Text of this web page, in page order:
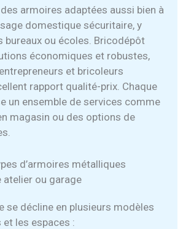
armoires adaptées aussi bien à
domestique sécuritaire, y
bureaux ou écoles. Bricodépôt
économiques et robustes,
et bricoleurs
rapport qualité-prix. Chaque
un ensemble de services comme
magasin ou des options de
d’armoires métalliques
atelier ou garage
se décline en plusieurs modèles
les espaces :